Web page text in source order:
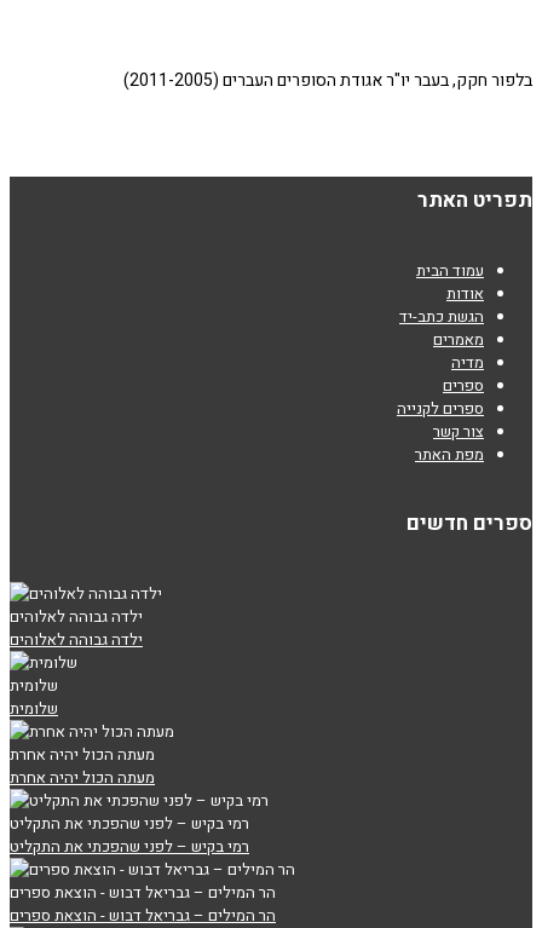
בלפור חקק, בעבר יו"ר אגודת הסופרים העברים (2011-2005)
תפריט האתר
עמוד הבית
אודות
הגשת כתב-יד
מאמרים
מדיה
ספרים
ספרים לקנייה
צור קשר
מפת האתר
ספרים חדשים
ילדה גבוהה לאלוהים
ילדה גבוהה לאלוהים
שלומית
שלומית
מעתה הכול יהיה אחרת
מעתה הכול יהיה אחרת
רמי בקיש – לפני שהפכתי את התקליט
רמי בקיש – לפני שהפכתי את התקליט
הר המילים – גבריאל דבוש - הוצאת ספרים
הר המילים – גבריאל דבוש - הוצאת ספרים